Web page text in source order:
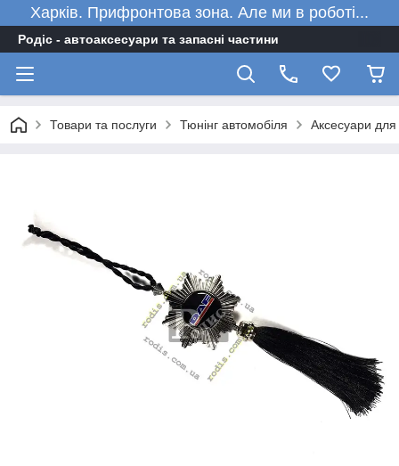
Харків. Прифронтова зона. Але ми в роботі...
Родіс - автоаксесуари та запасні частини
Товари та послуги Тюнінг автомобіля Аксесуари